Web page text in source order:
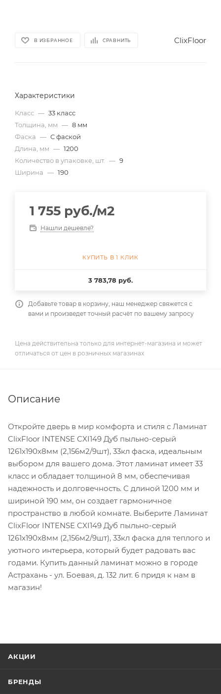
В ИЗБРАННОЕ СРАВНИТЬ ClixFloor
Характеристики
Класс — 33 класс
Толщина, мм — 8 мм
Фаска — С фаской
Длина, мм — 1200
Количество в упаковке, шт.
— 9
Ширина — 190
1 755 руб./м2
Нашли дешевле?
КУПИТЬ В 1 КЛИК
3 783,78 руб.
Добавьте товар в корзину, наш менеджер свяжется с
вами и произведет точный расчёт по вашему запросу
Цена действительна только для интернет-магазина и может
отличаться от цен в розничных магазинах
Описание
Откройте дверь в мир комфорта и стиля с Ламинат
ClixFloor INTENSE CXI149 Дуб пыльно-серый
1261x190x8мм (2,156м2/9шт), 33кл фаска, идеальным
выбором для вашего дома. Этот ламинат имеет 33
класс и обладает толщиной 8 мм, обеспечивая
надежность и долговечность. С длиной 1200 мм и
шириной 190 мм, он создает гармоничное
пространство в любой комнате. Выберите Ламинат
ClixFloor INTENSE CXI149 Дуб пыльно-серый
1261x190x8мм (2,156м2/9шт), 33кл фаска для теплого и
уютного интерьера, который будет радовать вас
годами. Купить данный ламинат можно в городе
Астрахань - ул. Боевая, д. 132 лит. 6 придя к нам в
магазин!
АКЦИИ
БРЕНДЫ